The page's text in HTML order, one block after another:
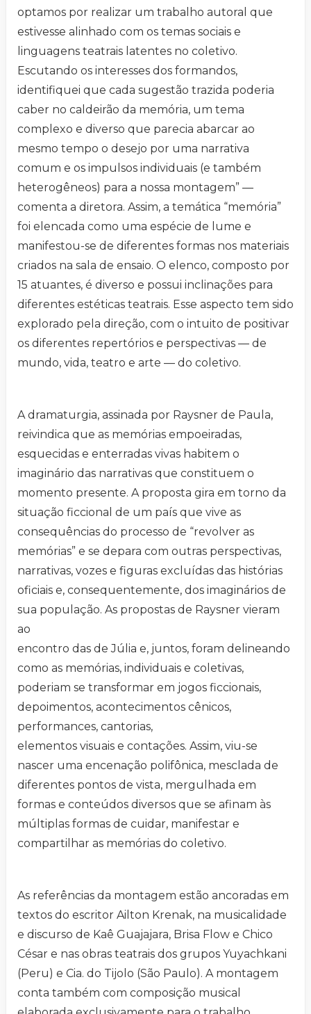
optamos por realizar um trabalho autoral que
estivesse alinhado com os temas sociais e
linguagens teatrais latentes no coletivo.
Escutando os interesses dos formandos,
identifiquei que cada sugestão trazida poderia
caber no caldeirão da memória, um tema
complexo e diverso que parecia abarcar ao
mesmo tempo o desejo por uma narrativa
comum e os impulsos individuais (e também
heterogêneos) para a nossa montagem” —
comenta a diretora. Assim, a temática “memória”
foi elencada como uma espécie de lume e
manifestou-se de diferentes formas nos materiais
criados na sala de ensaio. O elenco, composto por
15 atuantes, é diverso e possui inclinações para
diferentes estéticas teatrais. Esse aspecto tem sido
explorado pela direção, com o intuito de positivar
os diferentes repertórios e perspectivas — de
mundo, vida, teatro e arte — do coletivo.
A dramaturgia, assinada por Raysner de Paula,
reivindica que as memórias empoeiradas,
esquecidas e enterradas vivas habitem o
imaginário das narrativas que constituem o
momento presente. A proposta gira em torno da
situação ficcional de um país que vive as
consequências do processo de “revolver as
memórias” e se depara com outras perspectivas,
narrativas, vozes e figuras excluídas das histórias
oficiais e, consequentemente, dos imaginários de
sua população. As propostas de Raysner vieram
ao
encontro das de Júlia e, juntos, foram delineando
como as memórias, individuais e coletivas,
poderiam se transformar em jogos ficcionais,
depoimentos, acontecimentos cênicos,
performances, cantorias,
elementos visuais e contações. Assim, viu-se
nascer uma encenação polifônica, mesclada de
diferentes pontos de vista, mergulhada em
formas e conteúdos diversos que se afinam às
múltiplas formas de cuidar, manifestar e
compartilhar as memórias do coletivo.
As referências da montagem estão ancoradas em
textos do escritor Ailton Krenak, na musicalidade
e discurso de Kaê Guajajara, Brisa Flow e Chico
César e nas obras teatrais dos grupos Yuyachkani
(Peru) e Cia. do Tijolo (São Paulo). A montagem
conta também com composição musical